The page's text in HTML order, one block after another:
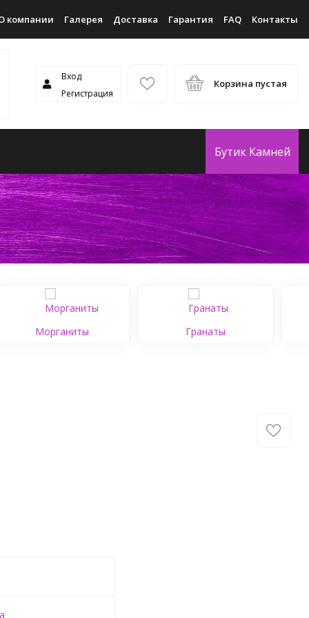
компании Галерея Доставка Гарантия FAQ Контакты
Вход
Регистрация
Корзина пустая
Бутик Камней
Морганиты Гранаты